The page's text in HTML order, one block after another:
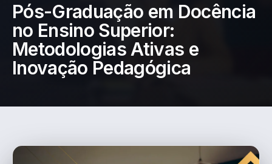
Pós-Graduação em Docência
no Ensino Superior:
Metodologias Ativas e
Inovação Pedagógica